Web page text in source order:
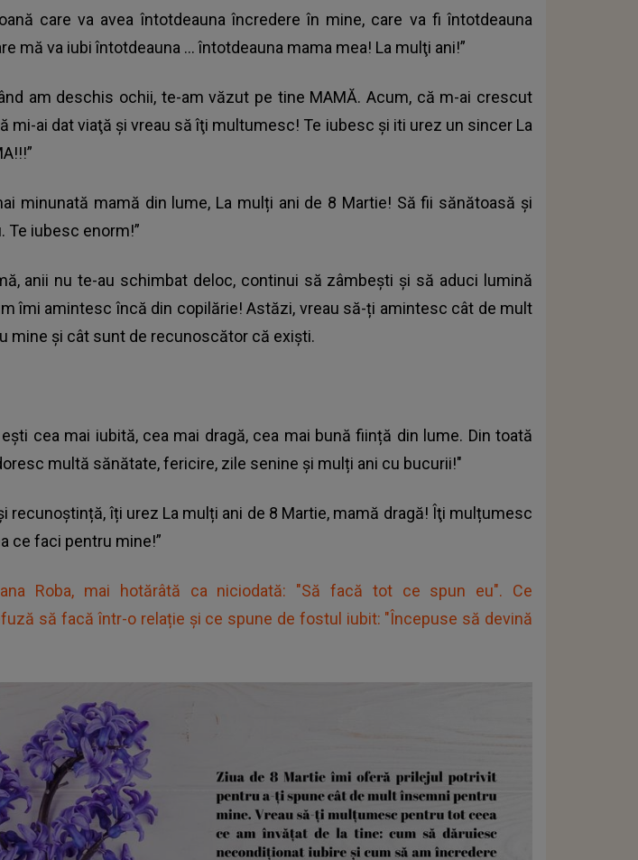
care va avea întotdeauna încredere în mine, care va fi întotdeauna
mă va iubi întotdeauna … întotdeauna mama mea! La mulţi ani!”
am deschis ochii, te-am văzut pe tine MAMĂ. Acum, că m-ai crescut
mi-ai dat viaţă şi vreau să îţi multumesc! Te iubesc şi iti urez un sincer La
minunată mamă din lume, La mulți ani de 8 Martie! Să fii sănătoasă și
Te iubesc enorm!”
anii nu te-au schimbat deloc, continui să zâmbești și să aduci lumină
îmi amintesc încă din copilărie! Astăzi, vreau să-ți amintesc cât de mult
mine și cât sunt de recunoscător că exiști.
ești cea mai iubită, cea mai dragă, cea mai bună ființă din lume. Din toată
multă sănătate, fericire, zile senine și mulți ani cu bucurii!"
recunoștință, îți urez La mulți ani de 8 Martie, mamă dragă! Îţi mulțumesc
ce faci pentru mine!”
Roba, mai hotărâtă ca niciodată: "Să facă tot ce spun eu". Ce
să facă într-o relație și ce spune de fostul iubit: "Începuse să devină